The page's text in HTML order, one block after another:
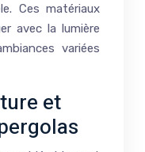
Ces matériaux
avec la lumière
variées
et